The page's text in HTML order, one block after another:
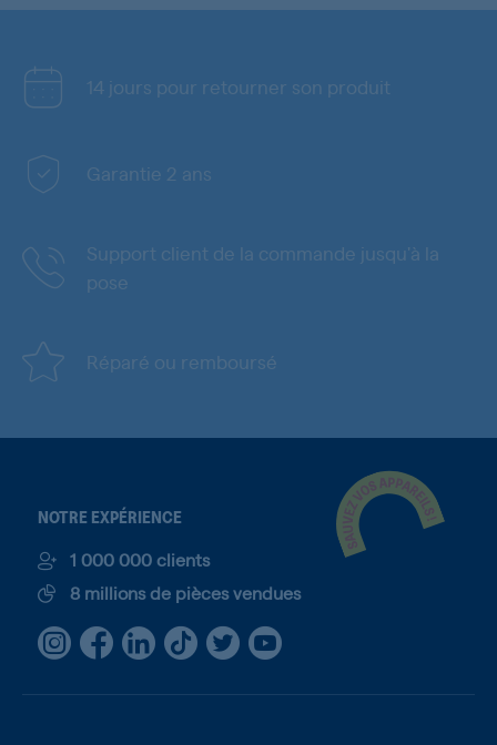
14 jours pour retourner son produit
Garantie 2 ans
Support client de la commande jusqu'à la
pose
Réparé ou remboursé
NOTRE EXPÉRIENCE
1 000 000 clients
8 millions de pièces vendues